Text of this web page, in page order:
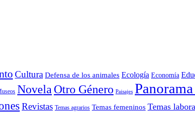
Cultura Defensa de los animales Ecología Economía
Novela Otro Género Paisajes
Revistas Temas agrarios Temas femeninos Temas